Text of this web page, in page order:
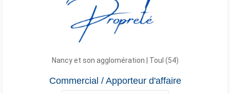
Nancy et son agglomération | Toul (54)